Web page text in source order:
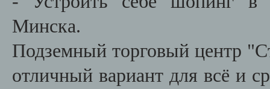
Минска.
Подземный торговый центр
отличный вариант для всё и